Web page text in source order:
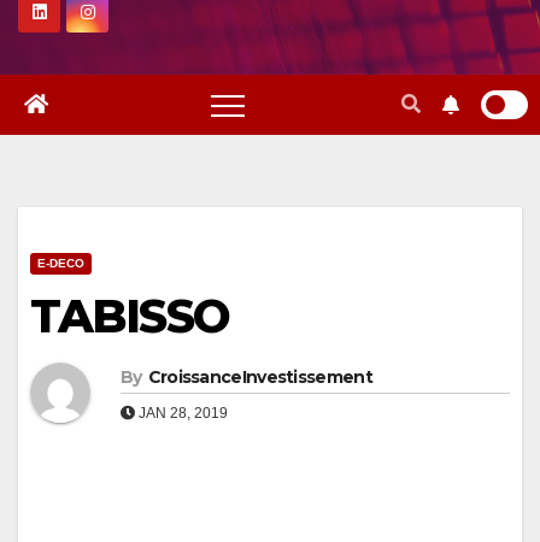
E-DECO
TABISSO
By CroissanceInvestissement
JAN 28, 2019